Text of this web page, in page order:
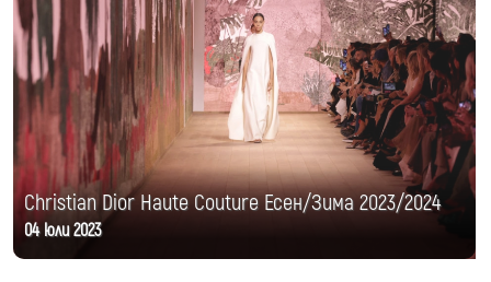
Christian Dior Haute Couture Есен/Зима 2023/2024
04 юли 2023